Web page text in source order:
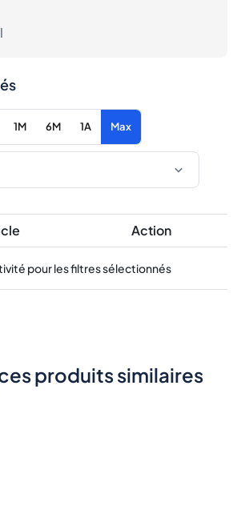
1M 6M 1A Max
Action
pour les filtres sélectionnés
produits similaires